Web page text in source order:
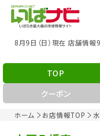
8月9日（日）現在 店舗情
ホーム お店情報TOP
TOP
クーポン